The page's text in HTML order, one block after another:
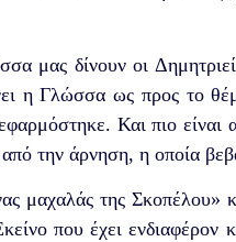
μας δίνουν οι
η Γλώσσα ως προς το
Και πιο
την άρνηση, η οποία
της Σκοπέλου»
που έχει